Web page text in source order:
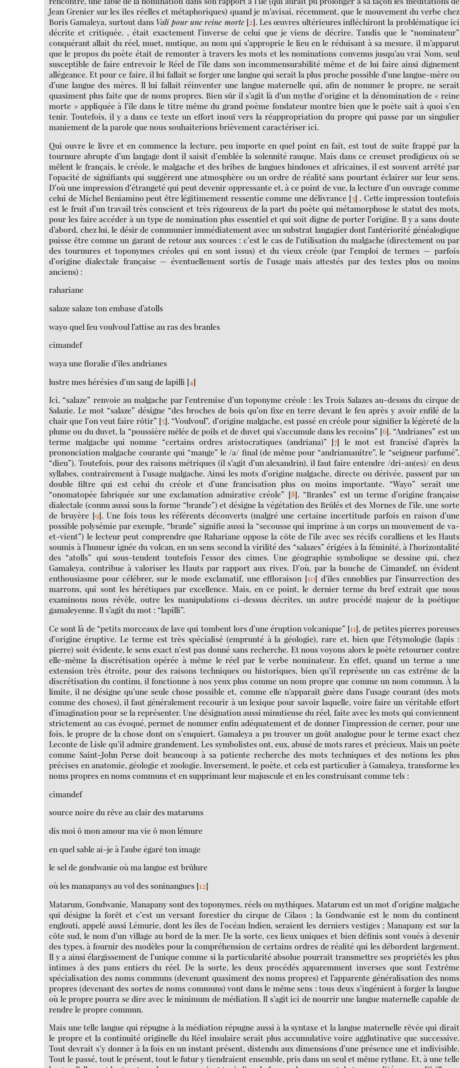
Jean Grenier sur les îles réelles et métaphoriques) quand je m’avisai, récemment, que le mouvement du verbe chez
Boris Gamaleya, surtout dans Vali pour une reine morte[2]. Les œuvres ultérieures infléchiront la problématique ici
décrite et critiquée. , était exactement l’inverse de celui que je viens de décrire. Tandis que le “nominateur”
conquérant allait du réel, muet, mutique, au nom qui s’approprie le lieu en le réduisant à sa mesure, il m’apparut
que le propos du poète était de remonter à travers les mots et les nominations convenus jusqu’au vrai Nom, seul
susceptible de faire entrevoir le Réel de l’île dans son incommensurabilité même et de lui faire ainsi dignement
allégeance. Et pour ce faire, il lui fallait se forger une langue qui serait la plus proche possible d’une langue-mère ou
d’une langue des mères. Il lui fallait réinventer une langue maternelle qui, afin de nommer le propre, ne serait
quasiment plus faite que de noms propres. Bien sûr il s’agit là d’un mythe d’origine et la dénomination de « reine
morte » appliquée à l’île dans le titre même du grand poème fondateur montre bien que le poète sait à quoi s’en
tenir. Toutefois, il y a dans ce texte un effort inouï vers la réappropriation du propre qui passe par un singulier
maniement de la parole que nous souhaiterions brièvement caractériser ici.
Qui ouvre le livre et en commence la lecture, peu importe en quel point en fait, est tout de suite frappé par la
tournure abrupte d’un langage dont il saisit d’emblée la solennité rauque. Mais dans ce creuset prodigieux où se
mêlent le français, le créole, le malgache et des bribes de langues hindoues et africaines, il est souvent arrêté par
l’opacité de signifiants qui suggèrent une atmosphère ou un ordre de réalité sans pourtant éclairer sur leur sens.
D’où une impression d’étrangeté qui peut devenir oppressante et, à ce point de vue, la lecture d’un ouvrage comme
celui de Michel Beniamino peut être légitimement ressentie comme une délivrance [3] . Cette impression toutefois
est le fruit d’un travail très conscient et très rigoureux de la part du poète qui métamorphose le statut des mots,
pour les faire accéder à un type de nomination plus essentiel et qui soit digne de porter l’origine. Il y a sans doute
d’abord, chez lui, le désir de communier immédiatement avec un substrat langagier dont l’antériorité généalogique
puisse être comme un garant de retour aux sources : c’est le cas de l’utilisation du malgache (directement ou par
des tournures et toponymes créoles qui en sont issus) et du vieux créole (par l’emploi de termes — parfois
d’origine dialectale française — éventuellement sortis de l’usage mais attestés par des textes plus ou moins
anciens) :
rahariane
salaze salaze ton embase d’atolls
wayo quel feu voulvoul l’attise au ras des branles
cimandef
waya une floralie d’îles andrianes
lustre mes hérésies d’un sang de lapilli [4]
Ici, “salaze” renvoie au malgache par l’entremise d’un toponyme créole : les Trois Salazes au-dessus du cirque de
Salazie. Le mot “salaze” désigne “des broches de bois qu’on fixe en terre devant le feu après y avoir enfilé de la
chair que l’on veut faire rôtir” [5]. “Voulvoul”, d’origine malgache, est passé en créole pour signifier la légèreté de la
plume ou du duvet, la “poussière mêlée de poils et de duvet qui s’accumule dans les recoins” [6]. “Andrianes” est un
terme malgache qui nomme “certains ordres aristocratiques (andriana)” [7] le mot est francisé d’après la
prononciation malgache courante qui “mange” le /a/ final (de même pour “andriamanitre”, le “seigneur parfumé”,
“dieu”). Toutefois, pour des raisons métriques (il s’agit d’un alexandrin), il faut faire entendre /dri-an(es)/ en deux
syllabes, contrairement à l’usage malgache. Ainsi les mots d’origine malgache, directe ou dérivée, passent par un
double filtre qui est celui du créole et d’une francisation plus ou moins importante. “Wayo” serait une
“onomatopée fabriquée sur une exclamation admirative créole” [8]. “Branles” est un terme d’origine française
dialectale (connu aussi sous la forme “brande”) et désigne la végétation des Brûlés et des Mornes de l’île, une sorte
de bruyère [9]. Une fois tous les référents découverts (malgré une certaine incertitude parfois en raison d’une
possible polysémie par exemple, “branle” signifie aussi la “secousse qui imprime à un corps un mouvement de va-
et-vient”) le lecteur peut comprendre que Rahariane oppose la côte de l’île avec ses récifs coralliens et les Hauts
soumis à l’humeur ignée du volcan, en un sens second la virilité des “salazes” érigées à la féminité, à l’horizontalité
des “atolls” qui sous-tendent toutefois l’essor des cimes. Une géographie symbolique se dessine qui, chez
Gamaleya, contribue à valoriser les Hauts par rapport aux rives. D’où, par la bouche de Cimandef, un évident
enthousiasme pour célébrer, sur le mode exclamatif, une effloraison [10] d’îles ennoblies par l’insurrection des
marrons, qui sont les hérétiques par excellence. Mais, en ce point, le dernier terme du bref extrait que nous
examinons nous révèle, outre les manipulations ci-dessus décrites, un autre procédé majeur de la poétique
gamaleyenne. Il s’agit du mot : “lapilli”.
Ce sont là de “petits morceaux de lave qui tombent lors d’une éruption volcanique” [11], de petites pierres poreuses
d’origine éruptive. Le terme est très spécialisé (emprunté à la géologie), rare et, bien que l’étymologie (lapis :
pierre) soit évidente, le sens exact n’est pas donné sans recherche. Et nous voyons alors le poète retourner contre
elle-même la discrétisation opérée à même le réel par le verbe nominateur. En effet, quand un terme a une
extension très étroite, pour des raisons techniques ou historiques, bien qu’il représente un cas extrême de la
discrétisation du continu, il fonctionne à nos yeux plus comme un nom propre que comme un nom commun. À la
limite, il ne désigne qu’une seule chose possible et, comme elle n’apparaît guère dans l’usage courant (des mots
comme des choses), il faut généralement recourir à un lexique pour savoir laquelle, voire faire un véritable effort
d’imagination pour se la représenter. Une désignation aussi minutieuse du réel, faite avec les mots qui conviennent
strictement au cas évoqué, permet de nommer enfin adéquatement et de donner l’impression de cerner, pour une
fois, le propre de la chose dont on s’enquiert. Gamaleya a pu trouver un goût analogue pour le terme exact chez
Leconte de Lisle qu’il admire grandement. Les symbolistes ont, eux, abusé de mots rares et précieux. Mais un poète
comme Saint-John Perse doit beaucoup à sa patiente recherche des mots techniques et des notions les plus
précises en anatomie, géologie et zoologie. Inversement, le poète, et cela est particulier à Gamaleya, transforme les
noms propres en noms communs et en supprimant leur majuscule et en les construisant comme tels :
cimandef
source noire du rêve au clair des matarums
dis moi ô mon amour ma vie ô mon lémure
en quel sable ai-je à l’aube égaré ton image
le sel de gondwanie où ma langue est brûlure
où les manapanys au vol des soninangues [12]
Matarum, Gondwanie, Manapany sont des toponymes, réels ou mythiques. Matarum est un mot d’origine malgache
qui désigne la forêt et c’est un versant forestier du cirque de Cilaos ; la Gondwanie est le nom du continent
englouti, appelé aussi Lémurie, dont les îles de l’océan Indien, seraient les derniers vestiges ; Manapany est sur la
côte sud, le nom d’un village au bord de la mer. De la sorte, ces lieux uniques et bien définis sont voués à devenir
des types, à fournir des modèles pour la compréhension de certains ordres de réalité qui les débordent largement.
Il y a ainsi élargissement de l’unique comme si la particularité absolue pourrait transmettre ses propriétés les plus
intimes à des pans entiers du réel. De la sorte, les deux procédés apparemment inverses que sont l’extrême
spécialisation des noms communs (devenant quasiment des noms propres) et l’apparente généralisation des noms
propres (devenant des sortes de noms communs) vont dans le même sens : tous deux s’ingénient à forger la langue
où le propre pourra se dire avec le minimum de médiation. Il s’agit ici de nourrir une langue maternelle capable de
rendre le propre commun.
Mais une telle langue qui répugne à la médiation répugne aussi à la syntaxe et la langue maternelle rêvée qui dirait
le propre et la continuité originelle du Réel insulaire serait plus accumulative voire agglutinative que successive.
Tout devrait s’y donner à la fois en un instant présent, distendu aux dimensions d’une présence une et indivisible.
Tout le passé, tout le présent, tout le futur y tiendraient ensemble, pris dans un seul et même rythme. Et, à une telle